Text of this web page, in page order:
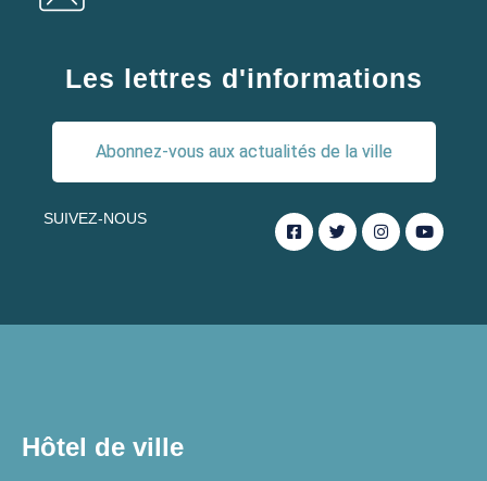
Les lettres d'informations
Abonnez-vous aux actualités de la ville
SUIVEZ-NOUS
Hôtel de ville